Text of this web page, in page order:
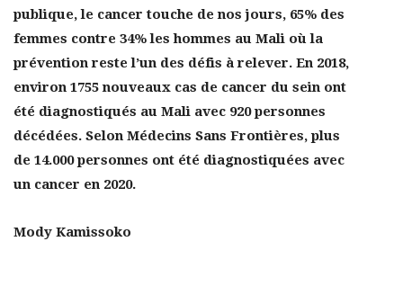
publique, le cancer touche de nos jours, 65% des
femmes contre 34% les hommes au Mali où la
prévention reste l’un des défis à relever. En 2018,
environ 1755 nouveaux cas de cancer du sein ont
été diagnostiqués au Mali avec 920 personnes
décédées. Selon Médecins Sans Frontières, plus
de 14.000 personnes ont été diagnostiquées avec
un cancer en 2020.
Mody Kamissoko